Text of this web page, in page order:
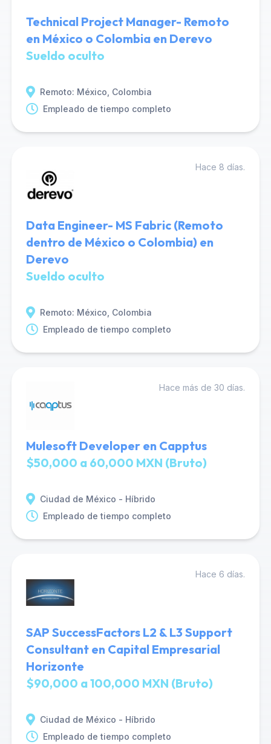
Technical Project Manager- Remoto
en México o Colombia en Derevo
Sueldo oculto
Remoto: México, Colombia
Empleado de tiempo completo
Hace 8 días.
Data Engineer- MS Fabric (Remoto
dentro de México o Colombia) en
Derevo
Sueldo oculto
Remoto: México, Colombia
Empleado de tiempo completo
Hace más de 30 días.
Mulesoft Developer en Capptus
$50,000 a 60,000 MXN (Bruto)
Ciudad de México - Híbrido
Empleado de tiempo completo
Hace 6 días.
SAP SuccessFactors L2 & L3 Support
Consultant en Capital Empresarial
Horizonte
$90,000 a 100,000 MXN (Bruto)
Ciudad de México - Híbrido
Empleado de tiempo completo